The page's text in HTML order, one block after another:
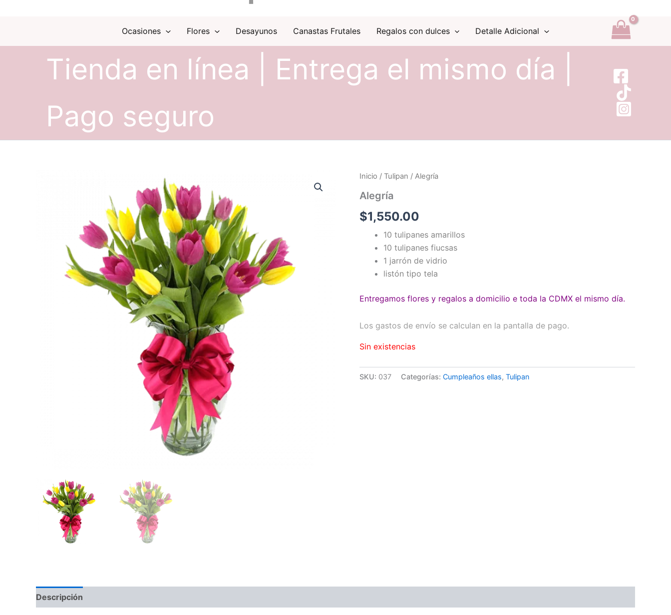
Ocasiones Flores Desayunos Canastas Frutales Regalos con dulces Detalle Adicional
Tienda en línea | Entrega el mismo día |
Pago seguro
Inicio / Tulipan / Alegría
Alegría
$1,550.00
10 tulipanes amarillos
10 tulipanes fiucsas
1 jarrón de vidrio
listón tipo tela
Entregamos flores y regalos a domicilio e toda la CDMX el mismo día.
Los gastos de envío se calculan en la pantalla de pago.
Sin existencias
SKU: 037 Categorías: Cumpleaños ellas, Tulipan
Descripción